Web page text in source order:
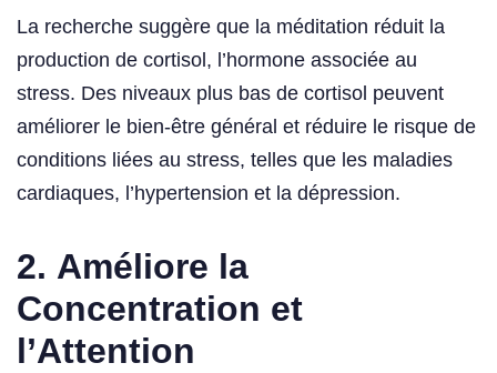
La recherche suggère que la méditation réduit la
production de cortisol, l’hormone associée au
stress. Des niveaux plus bas de cortisol peuvent
améliorer le bien-être général et réduire le risque de
conditions liées au stress, telles que les maladies
cardiaques, l’hypertension et la dépression.
2. Améliore la
Concentration et
l’Attention